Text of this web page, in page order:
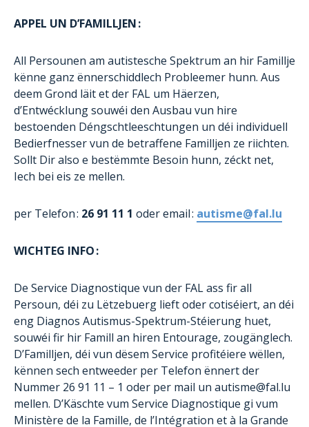
APPEL UN D’FAMILLJEN :
All Persounen am autistesche Spektrum an hir Famillje
kënne ganz ënnerschiddlech Probleemer hunn. Aus
deem Grond läit et der FAL um Häerzen,
d’Entwécklung souwéi den Ausbau vun hire
bestoenden Déngschtleeschtungen un déi individuell
Bedierfnesser vun de betraffene Familljen ze riichten.
Sollt Dir also e bestëmmte Besoin hunn, zéckt net,
Iech bei eis ze mellen.
per Telefon : 26 91 11 1 oder email : autisme@fal.lu
WICHTEG INFO :
De Service Diagnostique vun der FAL ass fir all
Persoun, déi zu Lëtzebuerg lieft oder cotiséiert, an déi
eng Diagnos Autismus-Spektrum-Stéierung huet,
souwéi fir hir Famill an hiren Entourage, zougänglech.
D’Familljen, déi vun dësem Service profitéiere wëllen,
kënnen sech entweeder per Telefon ënnert der
Nummer 26 91 11 – 1 oder per mail un autisme@fal.lu
mellen. D’Käschte vum Service Diagnostique gi vum
Ministère de la Famille, de l’Intégration et à la Grande